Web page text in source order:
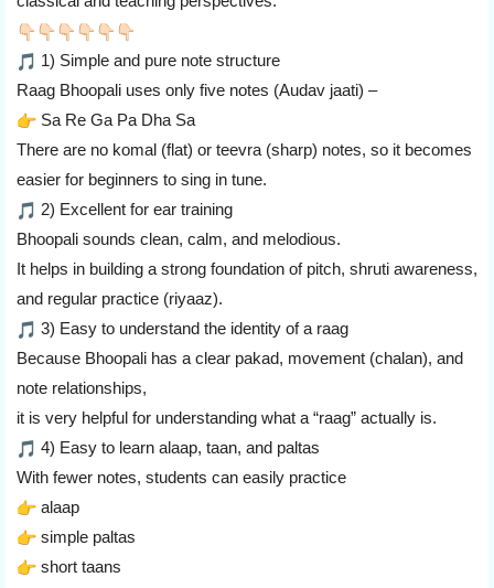
1) Simple and pure note structure
Raag Bhoopali uses only five notes (Audav jaati) –
Sa Re Ga Pa Dha Sa
There are no komal (flat) or teevra (sharp) notes, so it becomes
easier for beginners to sing in tune.
2) Excellent for ear training
Bhoopali sounds clean, calm, and melodious.
It helps in building a strong foundation of pitch, shruti awareness,
and regular practice (riyaaz).
3) Easy to understand the identity of a raag
Because Bhoopali has a clear pakad, movement (chalan), and
note relationships,
it is very helpful for understanding what a “raag” actually is.
4) Easy to learn alaap, taan, and paltas
With fewer notes, students can easily practice
alaap
simple paltas
short taans